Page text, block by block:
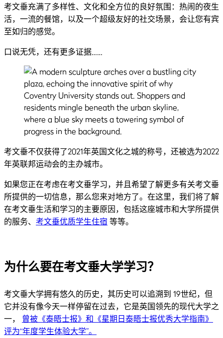
考文垂充满了多样性、文化和全方位的良好氛围：热闹的夜生
活，一流的餐馆，以及一个超级友好的社交场景，会让您有宾
至如归的感觉。
口说无凭，还有更多证据……
考文垂不仅获得了2021年英国文化之城的称号，还被选为2022
年英联邦运动会的主办城市。
如果您正在考虑在考文垂学习，并且希望了解更多有关考文垂
所提供的一切信息，那么您来对地方了。在这里，我们将了解
在考文垂生活和学习的主要原因，包括这座城市和大学所提供
的服务、 考文垂优质学生住宿 等等。
为什么要在考文垂大学学习？
考文垂大学拥有悠久的历史，其历史可以追溯到 19世纪，但
它并没有像今天一样停留在过去，它是英国领先的现代大学之
一， 曾被《泰晤士报》和《星期日泰晤士报优秀大学指南》
评为“年度学生体验大学”。